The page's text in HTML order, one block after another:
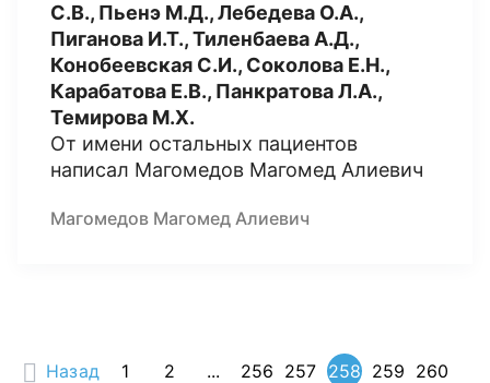
С.В., Пьенэ М.Д., Лебедева О.А.,
Пиганова И.Т., Тиленбаева А.Д.,
Конобеевская С.И., Соколова Е.Н.,
Карабатова Е.В., Панкратова Л.А.,
Темирова М.Х.
От имени остальных пациентов
написал Магомедов Магомед Алиевич
Магомедов Магомед Алиевич
Назад 1 2 ... 256 257 258 259 260